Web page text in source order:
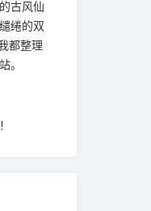
古风仙
绻的双
都整理
。